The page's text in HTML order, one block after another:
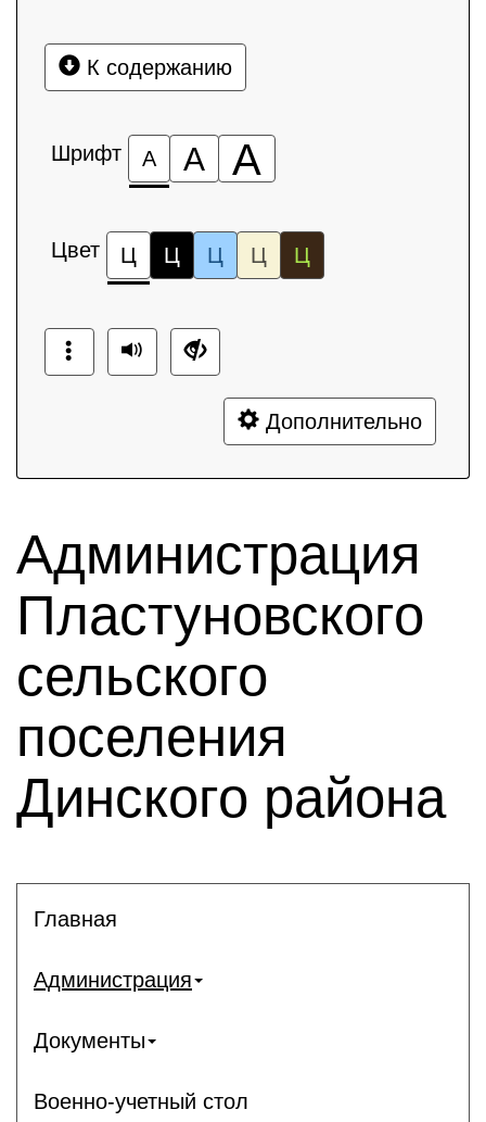
К содержанию
Шрифт А А А
Цвет Ц Ц Ц Ц Ц
Дополнительно
Администрация
Пластуновского
сельского
поселения
Динского района
Главная
Администрация
Документы
Военно-учетный стол